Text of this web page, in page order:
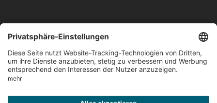
Milchkuh abonnieren
Impressum
Datenschutz
Abo hier kündigen
Kontakt Redaktion